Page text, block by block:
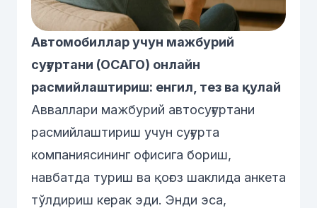
Автомобиллар учун мажбурий
суғуртани (ОСАГО) онлайн
расмийлаштириш: енгил, тез ва қулай
Авваллари мажбурий автосуғуртани
расмийлаштириш учун суғурта
компаниясининг офисига бориш,
навбатда туриш ва қоғоз шаклида анкета
тўлдириш керак эди. Энди эса,